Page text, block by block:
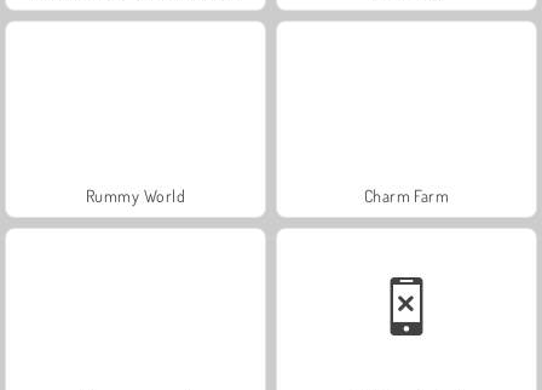
Rummy World Charm Farm